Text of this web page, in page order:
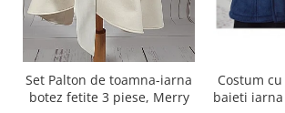
Set Palton de toamna-iarna
botez fetite 3 piese, Merry
Costum
baieti iarna